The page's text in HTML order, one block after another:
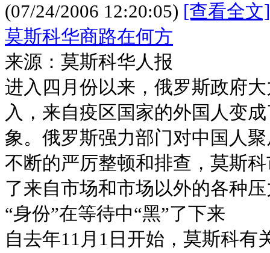
(07/24/2006 12:20:05) [查看全文]
莫斯科华商路在何方
来源：莫斯科华人报
进入四月份以来，俄罗斯政府
入，来自疫区国家的外国人变
象。俄罗斯强力部门对中国人
不断的严厉整顿和排查，莫斯
了来自市场和市场以外的各种
“身份”在等待中“黑”了下来
自去年11月1日开始，莫斯科有